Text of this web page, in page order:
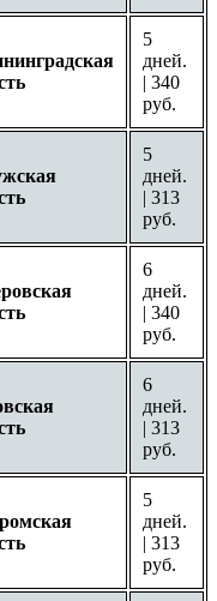
5
дней.
| 340
руб.
5
дней.
| 313
руб.
6
дней.
| 340
руб.
6
дней.
| 313
руб.
5
дней.
| 313
руб.